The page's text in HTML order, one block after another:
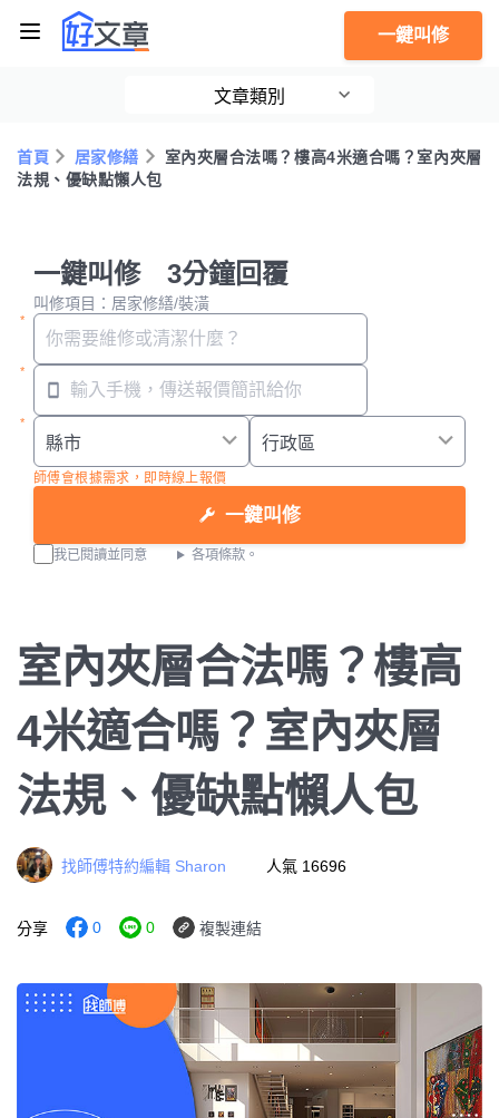
一鍵叫修
文章類別
首頁 居家修繕
室內夾層合法嗎？樓高4米適合嗎？室內夾層
法規、優缺點懶人包
一鍵叫修 3分鐘回覆
叫修項目：居家修繕/裝潢
師傅會根據需求，即時線上報價
一鍵叫修
我已閱讀並同意 各項條款。
室內夾層合法嗎？樓高
4米適合嗎？室內夾層
法規、優缺點懶人包
找師傅特約編輯 Sharon 人氣 16696
分享 0 0 複製連結